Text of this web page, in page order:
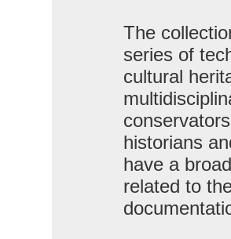
The
series of
cultural
historians
have a
related to